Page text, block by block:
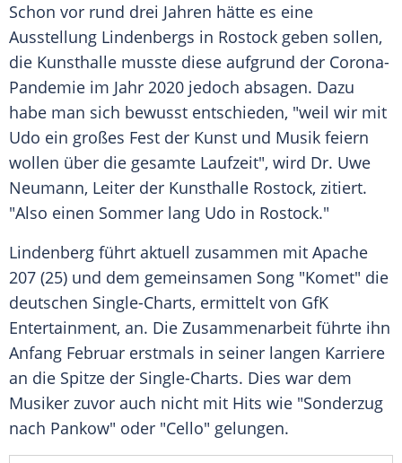
Schon vor rund drei Jahren hätte es eine
Ausstellung Lindenbergs in Rostock geben sollen,
die Kunsthalle musste diese aufgrund der Corona-
Pandemie im Jahr 2020 jedoch absagen. Dazu
habe man sich bewusst entschieden, "weil wir mit
Udo ein großes Fest der Kunst und Musik feiern
wollen über die gesamte Laufzeit", wird Dr. Uwe
Neumann, Leiter der Kunsthalle Rostock, zitiert.
"Also einen Sommer lang Udo in Rostock."
Lindenberg führt aktuell zusammen mit Apache
207 (25) und dem gemeinsamen Song "Komet" die
deutschen Single-Charts, ermittelt von GfK
Entertainment, an. Die Zusammenarbeit führte ihn
Anfang Februar erstmals in seiner langen Karriere
an die Spitze der Single-Charts. Dies war dem
Musiker zuvor auch nicht mit Hits wie "Sonderzug
nach Pankow" oder "Cello" gelungen.